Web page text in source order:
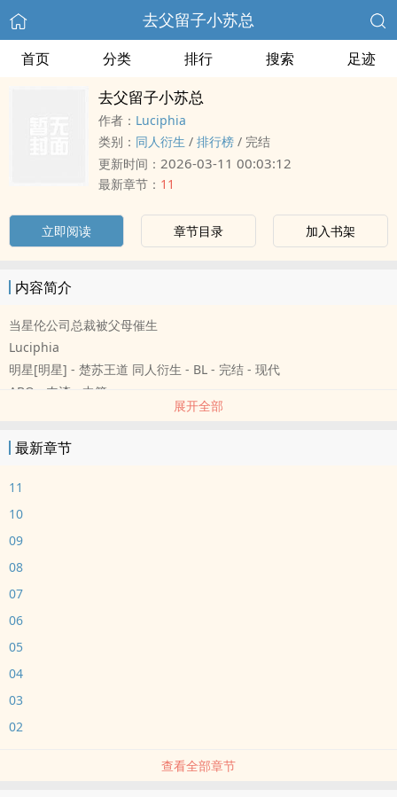
去父留子小苏总
首页 分类 排行 搜索 足迹
去父留子小苏总
作者： Luciphia
类别： ‌同‎‎人‌衍生 / 排行榜 / 完结
更新时间： 2026-03-11 00:03:12
最新章节： 11
立即阅读 章节目录 加入书架
内容简介
当星伦公司总裁被父母催生
Luciphia
明星[明星] - 楚苏王道 ‌同‎‎人‌衍生 - BL - 完结 - 现代
ABO - 肉渣 - 中篇
私设满天飞
逻辑死，为了狗血而狗血，千万别深究！
展开全部
最新章节
11
10
09
08
07
06
05
04
03
02
查看全部章节